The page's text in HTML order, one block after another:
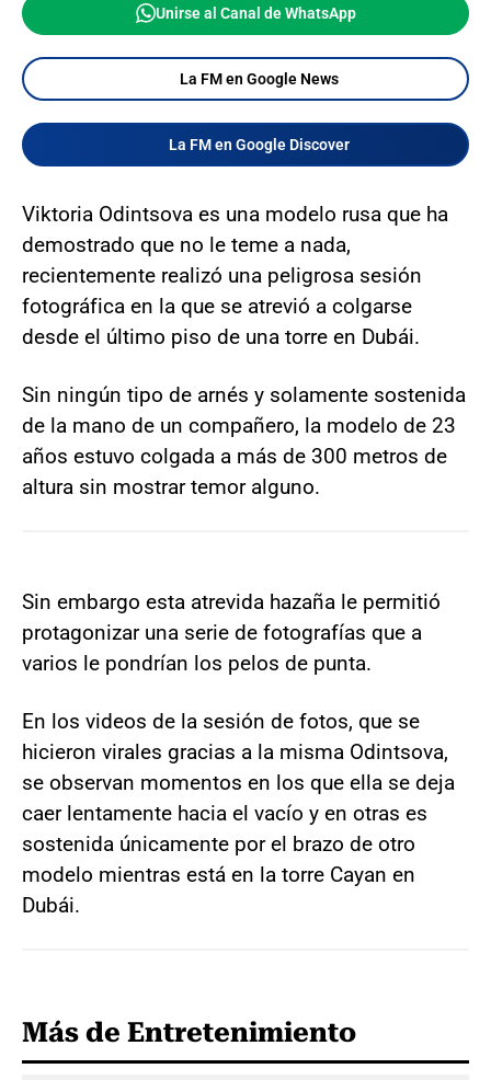
Unirse al Canal de WhatsApp
La FM en Google News
La FM en Google Discover
Viktoria Odintsova es una modelo rusa que ha
demostrado que no le teme a nada,
recientemente realizó una peligrosa sesión
fotográfica en la que se atrevió a colgarse
desde el último piso de una torre en Dubái.
Sin ningún tipo de arnés y solamente sostenida
de la mano de un compañero, la modelo de 23
años estuvo colgada a más de 300 metros de
altura sin mostrar temor alguno.
Sin embargo esta atrevida hazaña le permitió
protagonizar una serie de fotografías que a
varios le pondrían los pelos de punta.
En los videos de la sesión de fotos, que se
hicieron virales gracias a la misma Odintsova,
se observan momentos en los que ella se deja
caer lentamente hacia el vacío y en otras es
sostenida únicamente por el brazo de otro
modelo mientras está en la torre Cayan en
Dubái.
Más de Entretenimiento